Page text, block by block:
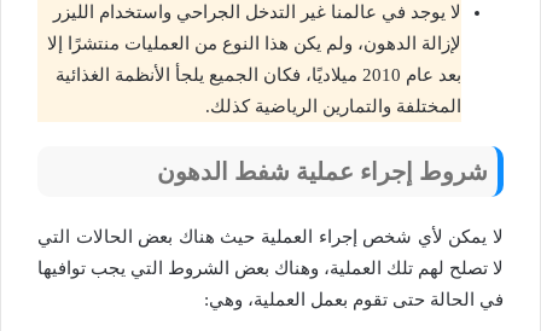
لا يوجد في عالمنا غير التدخل الجراحي واستخدام الليزر
لإزالة الدهون، ولم يكن هذا النوع من العمليات منتشرًا إلا
بعد عام 2010 ميلاديًا، فكان الجميع يلجأ الأنظمة الغذائية
المختلفة والتمارين الرياضية كذلك.
شروط إجراء عملية شفط الدهون
لا يمكن لأي شخص إجراء العملية حيث هناك بعض الحالات التي
لا تصلح لهم تلك العملية، وهناك بعض الشروط التي يجب توافيها
في الحالة حتى تقوم بعمل العملية، وهي: